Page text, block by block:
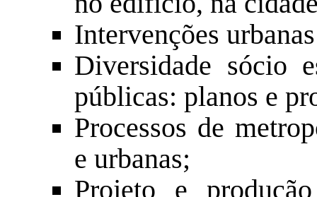
Intervenções
Diversidade sócio
públicas: planos e
Processos de
e urbanas;
Projeto e